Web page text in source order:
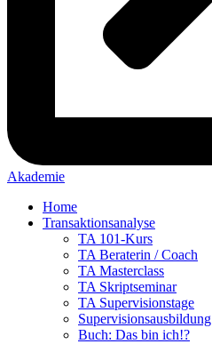
Akademie
Home
Transaktionsanalyse
TA 101-Kurs
TA Beraterin / Coach
TA Masterclass
TA Skriptseminar
TA Supervisionstage
Supervisionsausbildung
Buch: Das bin ich!?